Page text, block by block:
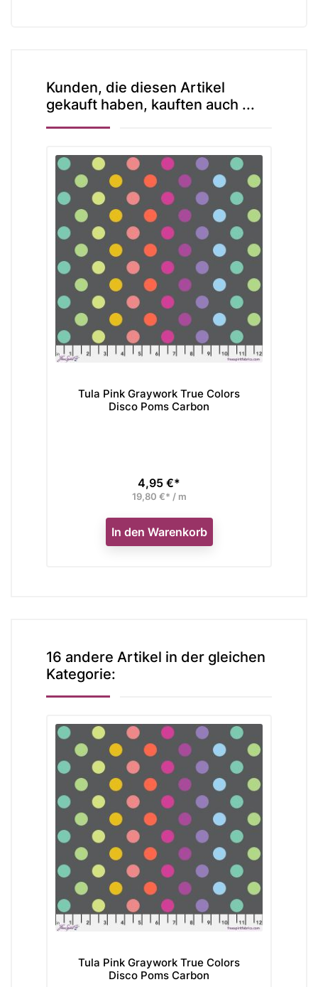
Kunden, die diesen Artikel
gekauft haben, kauften auch ...
Tula Pink Graywork True Colors
Disco Poms Carbon
Preis
4,95 €*
19,80 €* / m
In den Warenkorb
16 andere Artikel in der gleichen
Kategorie:
Tula Pink Graywork True Colors
Disco Poms Carbon